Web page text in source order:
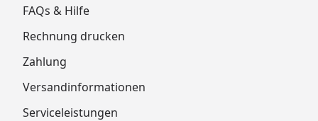
FAQs & Hilfe
Rechnung drucken
Zahlung
Versandinformationen
Serviceleistungen